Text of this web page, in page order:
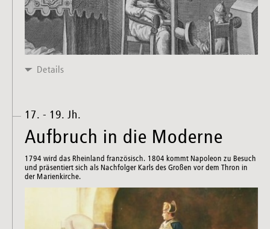
Details
17. - 19. Jh.
Aufbruch in die Moderne
1794 wird das Rheinland französisch. 1804 kommt Napoleon zu Besuch
und präsentiert sich als Nachfolger Karls des Großen vor dem Thron in
der Marienkirche.